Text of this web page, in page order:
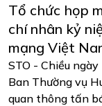
Tổ chức họp
chí nhân kỷ
mạng Việt
STO - Chiều
Ban Thường vụ
quan thông tấn